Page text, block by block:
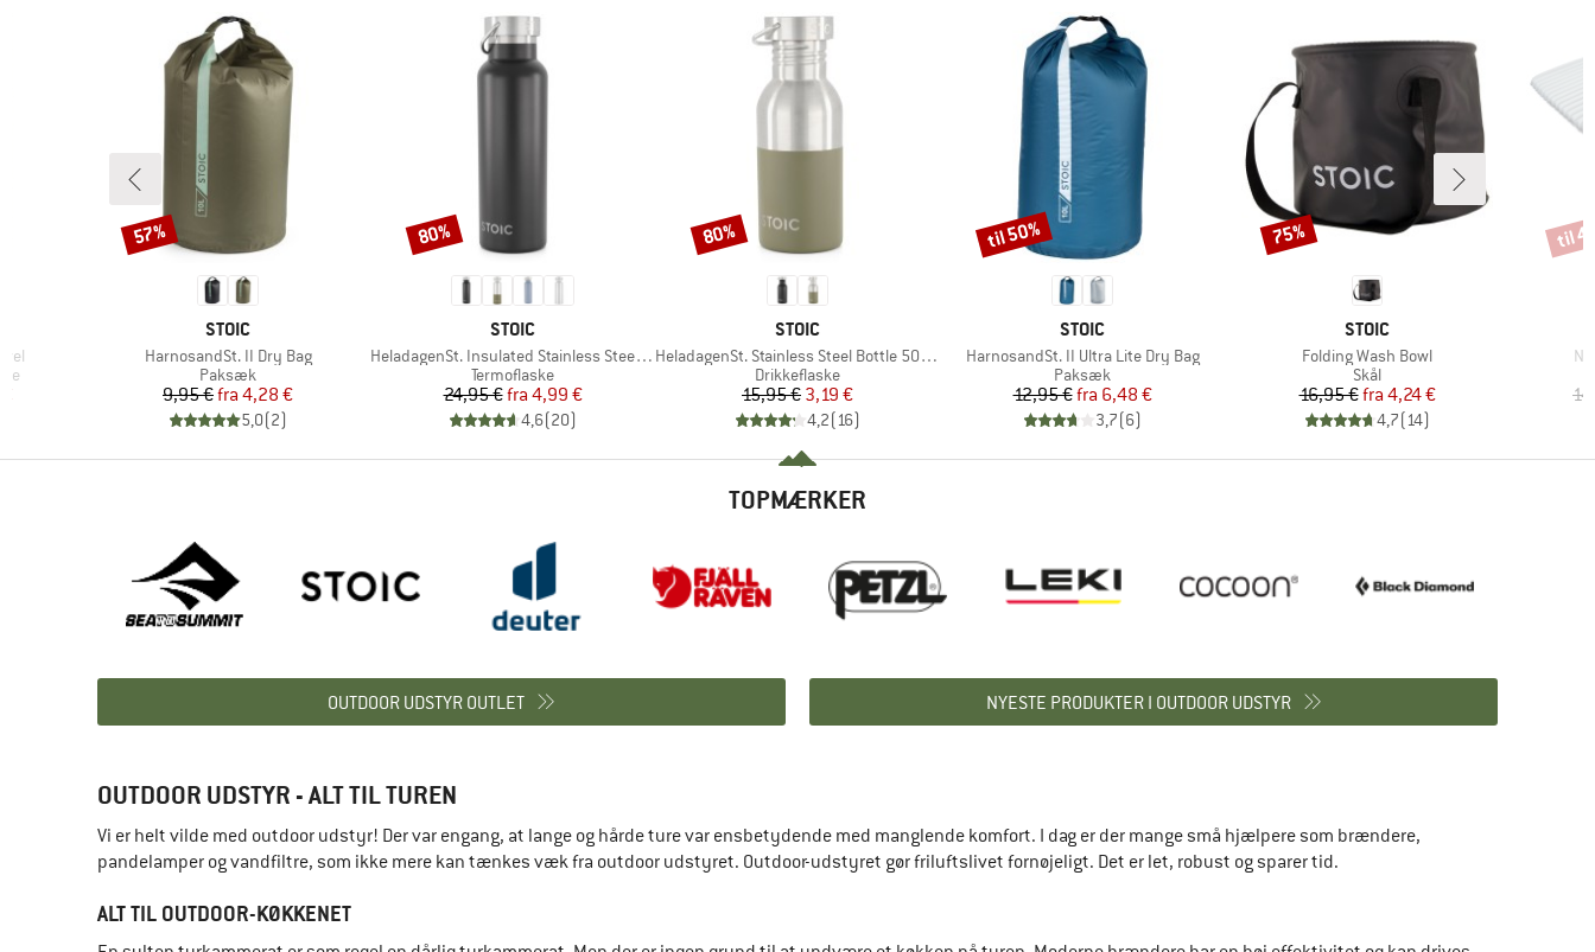
MÆRKE
STOIC
Artikel
HarnosandSt. II Dry Bag
Produktgruppe
Paksæk
Pris
9,95 € Nedsat pris
fra 4,28 €
5,0(2)
Rabat
57%
MÆRKE
STOIC
Artikel
HeladagenSt. Insulated Stainless Steel Bottle 500
Produktgruppe
Termoflaske
Pris
24,95 € Nedsat pris
fra 4,99 €
4,6(20)
Rabat
80%
MÆRKE
STOIC
Artikel
HeladagenSt. Stainless Steel Bottle 500ml
Produktgruppe
Drikkeflaske
Pris
15,95 €Nedsat pris
3,19 €
4,2( 16)
Rabat
80%
MÆRKE
STOIC
Artikel
HarnosandSt. II Ultra Lite Dry Bag
Produktgruppe
Paksæk
Pris
12,95 € Nedsat pris
fra 6,48 €
3,7(6)
Rabat
til 50%
MÆRKE
STOIC
Artikel
Folding Wash Bowl
Produktgruppe
Skål
Pris
16,95 € Nedsat pris
fra 4,24 €
4,7( 14)
Rabat
75% Rabat
til
TOPMÆRKER
OUTDOOR UDSTYR OUTLET NYESTE PRODUKTER I OUTDOOR UDSTYR
OUTDOOR UDSTYR - ALT TIL TUREN
Vi er helt vilde med outdoor udstyr! Der var engang, at lange og hårde ture var ensbetydende med manglende komfort. I dag er der mange små hjælpere som brændere,
pandelamper og vandfiltre, som ikke mere kan tænkes væk fra outdoor udstyret. Outdoor-udstyret gør friluftslivet fornøjeligt. Det er let, robust og sparer tid.
ALT TIL OUTDOOR-KØKKENET